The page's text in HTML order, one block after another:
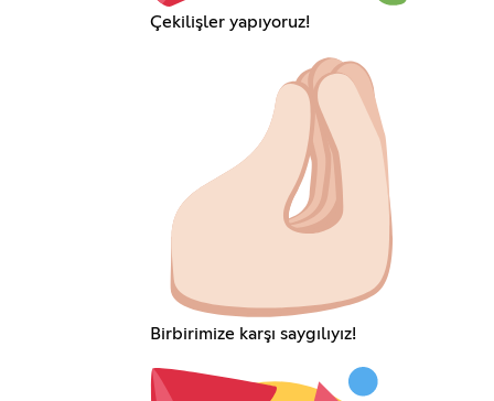
Çekilişler yapıyoruz!
Birbirimize karşı saygılıyız!